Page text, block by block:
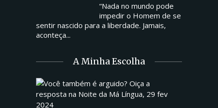
“Nada no mundo pode
impedir o Homem de se
sentir nascido para a liberdade. Jamais,
aconteça...
A Minha Escolha